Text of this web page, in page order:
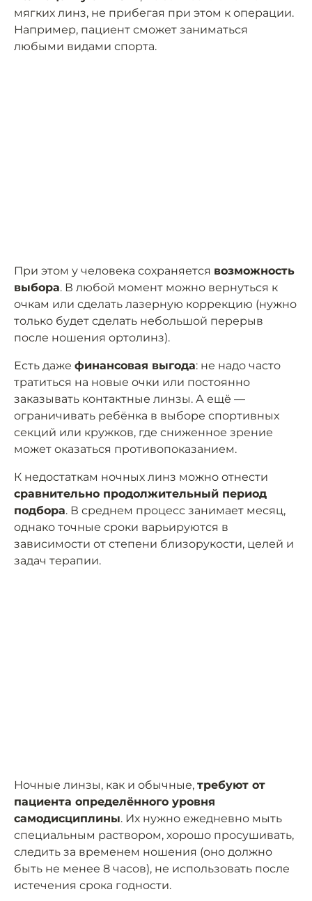
мягких линз, не прибегая при этом к операции.
Например, пациент сможет заниматься
любыми видами спорта.
При этом у человека сохраняется возможность
выбора. В любой момент можно вернуться к
очкам или сделать лазерную коррекцию (нужно
только будет сделать небольшой перерыв
после ношения ортолинз).
Есть даже финансовая выгода: не надо часто
тратиться на новые очки или постоянно
заказывать контактные линзы. А ещё —
ограничивать ребёнка в выборе спортивных
секций или кружков, где сниженное зрение
может оказаться противопоказанием.
К недостаткам ночных линз можно отнести
сравнительно продолжительный период
подбора. В среднем процесс занимает месяц,
однако точные сроки варьируются в
зависимости от степени близорукости, целей и
задач терапии.
Ночные линзы, как и обычные, требуют от
пациента определённого уровня
самодисциплины. Их нужно ежедневно мыть
специальным раствором, хорошо просушивать,
следить за временем ношения (оно должно
быть не менее 8 часов), не использовать после
истечения срока годности.